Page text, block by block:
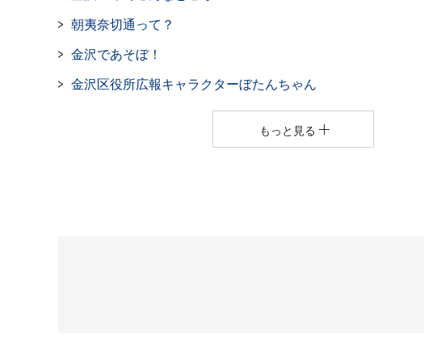
朝夷奈切通って？
金沢であそぼ！
金沢区役所広報キャラクターぼたんちゃん
もっと見る